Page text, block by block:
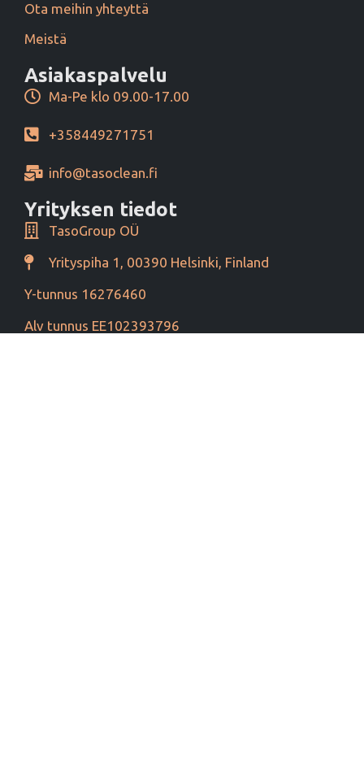
Ota meihin yhteyttä
Meistä
Asiakaspalvelu
Ma-Pe klo 09.00-17.00
+358449271751
info@tasoclean.fi
Yrityksen tiedot
TasoGroup OÜ
Yrityspiha 1, 00390 Helsinki, Finland
Y-tunnus 16276460
Alv tunnus EE102393796